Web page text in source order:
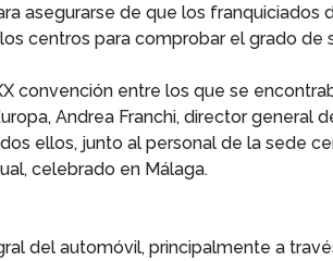
asegurarse de que los
centros para comprobar el grado
convención entre los que se
Andrea Franchi, director general
ellos, junto al personal de la sede
celebrado en Málaga.
del automóvil, principalmente a